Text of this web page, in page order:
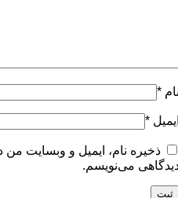
*
*
ذخیره نام، ایمیل و وبسایت من
می‌نویسم.